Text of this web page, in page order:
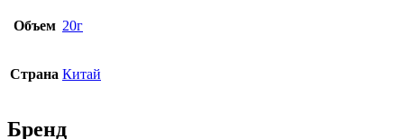
Объем 20г
Страна Китай
Бренд